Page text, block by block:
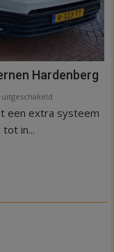
Hardenberg
uitgeschakeld
Nieuw
Hardenberg
een extra systeem
in...